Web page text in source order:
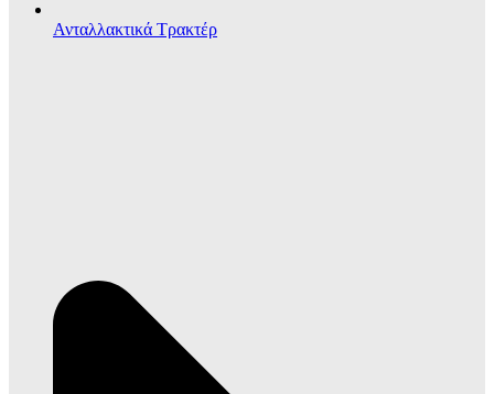
Ανταλλακτικά Τρακτέρ